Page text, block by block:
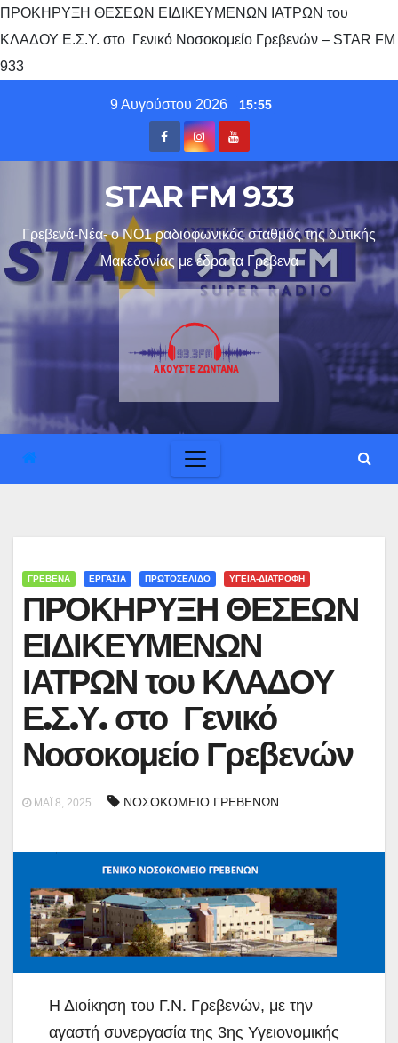
ΠΡΟΚΗΡΥΞΗ ΘΕΣΕΩΝ ΕΙΔΙΚΕΥΜΕΝΩΝ ΙΑΤΡΩΝ του
ΚΛΑΔΟΥ Ε.Σ.Υ. στο Γενικό Νοσοκομείο Γρεβενών – STAR FM
933
9 Αυγούστου 2026 15:55
STAR FM 933
Γρεβενά-Νέα- ο ΝΟ1 ραδιοφωνικός σταθμός της δυτικής
Μακεδονίας με έδρα τα Γρεβενα
ΓΡΕΒΕΝΑ ΕΡΓΑΣΙΑ ΠΡΩΤΟΣΕΛΙΔΟ ΥΓΕΙΑ-ΔΙΑΤΡΟΦΗ
ΠΡΟΚΗΡΥΞΗ ΘΕΣΕΩΝ
ΕΙΔΙΚΕΥΜΕΝΩΝ
ΙΑΤΡΩΝ του ΚΛΑΔΟΥ
Ε.Σ.Υ. στο Γενικό
Νοσοκομείο Γρεβενών
ΜΆΙ 8, 2025 ΝΟΣΟΚΟΜΕΙΟ ΓΡΕΒΕΝΩΝ
Η Διοίκηση του Γ.Ν. Γρεβενών, με την
αγαστή συνεργασία της 3ης Υγειονομικής